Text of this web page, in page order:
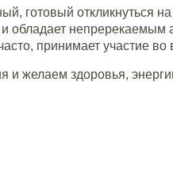
готовый откликнуться
обладает непререкаемым
принимает участие
желаем здоровья,